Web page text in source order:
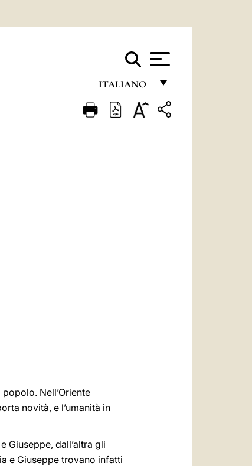
ITALIANO
FRANÇAIS
Nell’Oriente
novità, e l’umanità in
Giuseppe, dall’altra gli
e Giuseppe trovano infatti